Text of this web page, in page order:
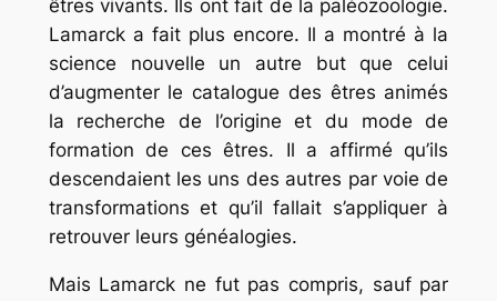
êtres vivants. Ils ont fait de la paléozoologie.
Lamarck a fait plus encore. Il a montré à la
science nouvelle un autre but que celui
d’augmenter le catalogue des êtres animés
la recherche de l’origine et du mode de
formation de ces êtres. Il a affirmé qu’ils
descendaient les uns des autres par voie de
transformations et qu’il fallait s’appliquer à
retrouver leurs généalogies.
Mais Lamarck ne fut pas compris, sauf par